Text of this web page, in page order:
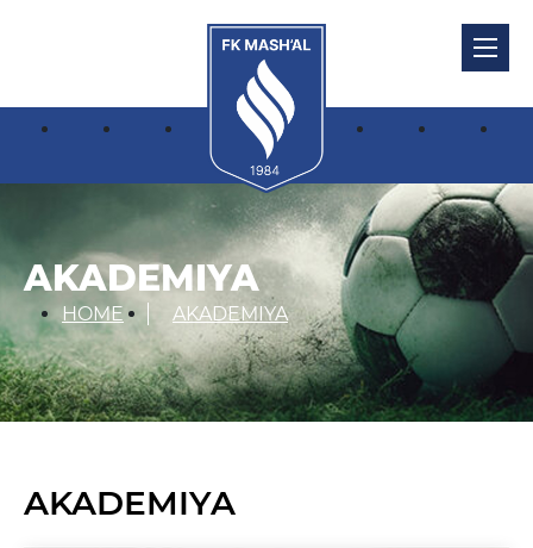
AKADEMIYA
HOME AKADEMIYA
AKADEMIYA